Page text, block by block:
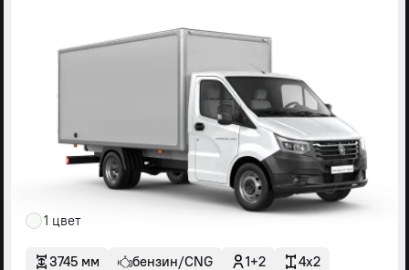
1 цвет
3745 мм бензин/CNG 1+2
4x2